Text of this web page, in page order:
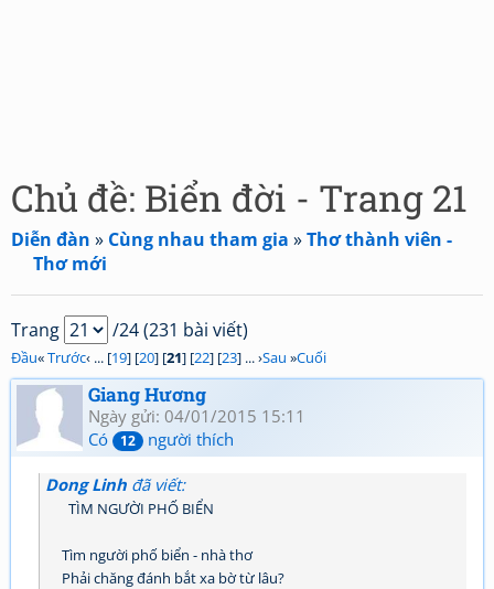
Chủ đề: Biển đời - Trang 21
Diễn đàn » Cùng nhau tham gia »Thơ thành viên -
Thơ mới
Trang /24 (231 bài viết)
Đầu«Trước‹ ... [19] [20] [21] [22] [23] ... ›Sau »Cuối
Giang Hương
Ngày gửi: 04/01/2015 15:11
Có
12 người thích
Dong Linh đã viết:
TÌM NGƯỜI PHỐ BIỂN
Tìm người phố biển - nhà thơ
Phải chăng đánh bắt xa bờ từ lâu?